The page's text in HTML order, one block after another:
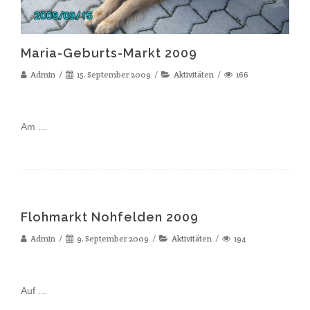
Maria-Geburts-Markt 2009
Admin 15. September 2009 Aktivitäten 166
Am …
Flohmarkt Nohfelden 2009
Admin 9. September 2009 Aktivitäten 194
Auf …